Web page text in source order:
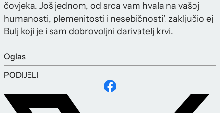
čovjeka. Još jednom, od srca vam hvala na vašoj
humanosti, plemenitosti i nesebičnosti', zaključio ej
Bulj koji je i sam dobrovoljni darivatelj krvi.
Oglas
PODIJELI